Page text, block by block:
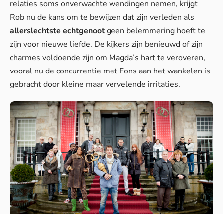
relaties soms onverwachte wendingen nemen, krijgt
Rob nu de kans om te bewijzen dat zijn verleden als
allerslechtste echtgenootgeen belemmering hoeft te
zijn voor nieuwe liefde. De kijkers zijn benieuwd of zijn
charmes voldoende zijn om Magda’s hart te veroveren,
vooral nu de concurrentie met Fons aan het wankelen is
gebracht door kleine maar vervelende irritaties.